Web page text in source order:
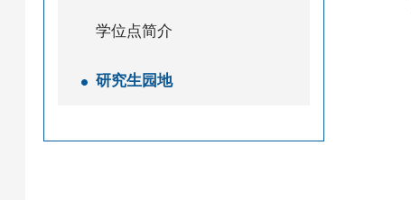
学位点简介
研究生园地